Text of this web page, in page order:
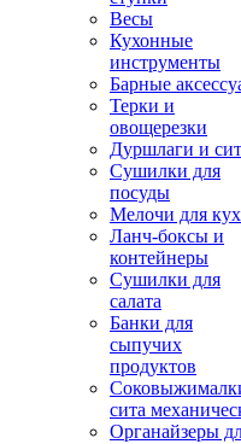
Весы
Кухонные
инструменты
Барные
Терки и
овощерезки
Дуршлаги и
Сушилки для
посуды
Мелочи для
Ланч-боксы и
контейнеры
Сушилки для
салата
Банки для
сыпучих
продуктов
сита
Органайзеры